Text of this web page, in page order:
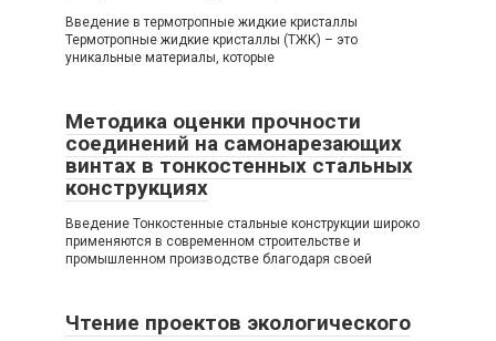
Введение в термотропные жидкие кристаллы
Термотропные жидкие кристаллы (ТЖК) – это
уникальные материалы, которые
Методика оценки прочности
соединений на самонарезающих
винтах в тонкостенных стальных
конструкциях
Введение Тонкостенные стальные конструкции широко
применяются в современном строительстве и
промышленном производстве благодаря своей
Чтение проектов экологического